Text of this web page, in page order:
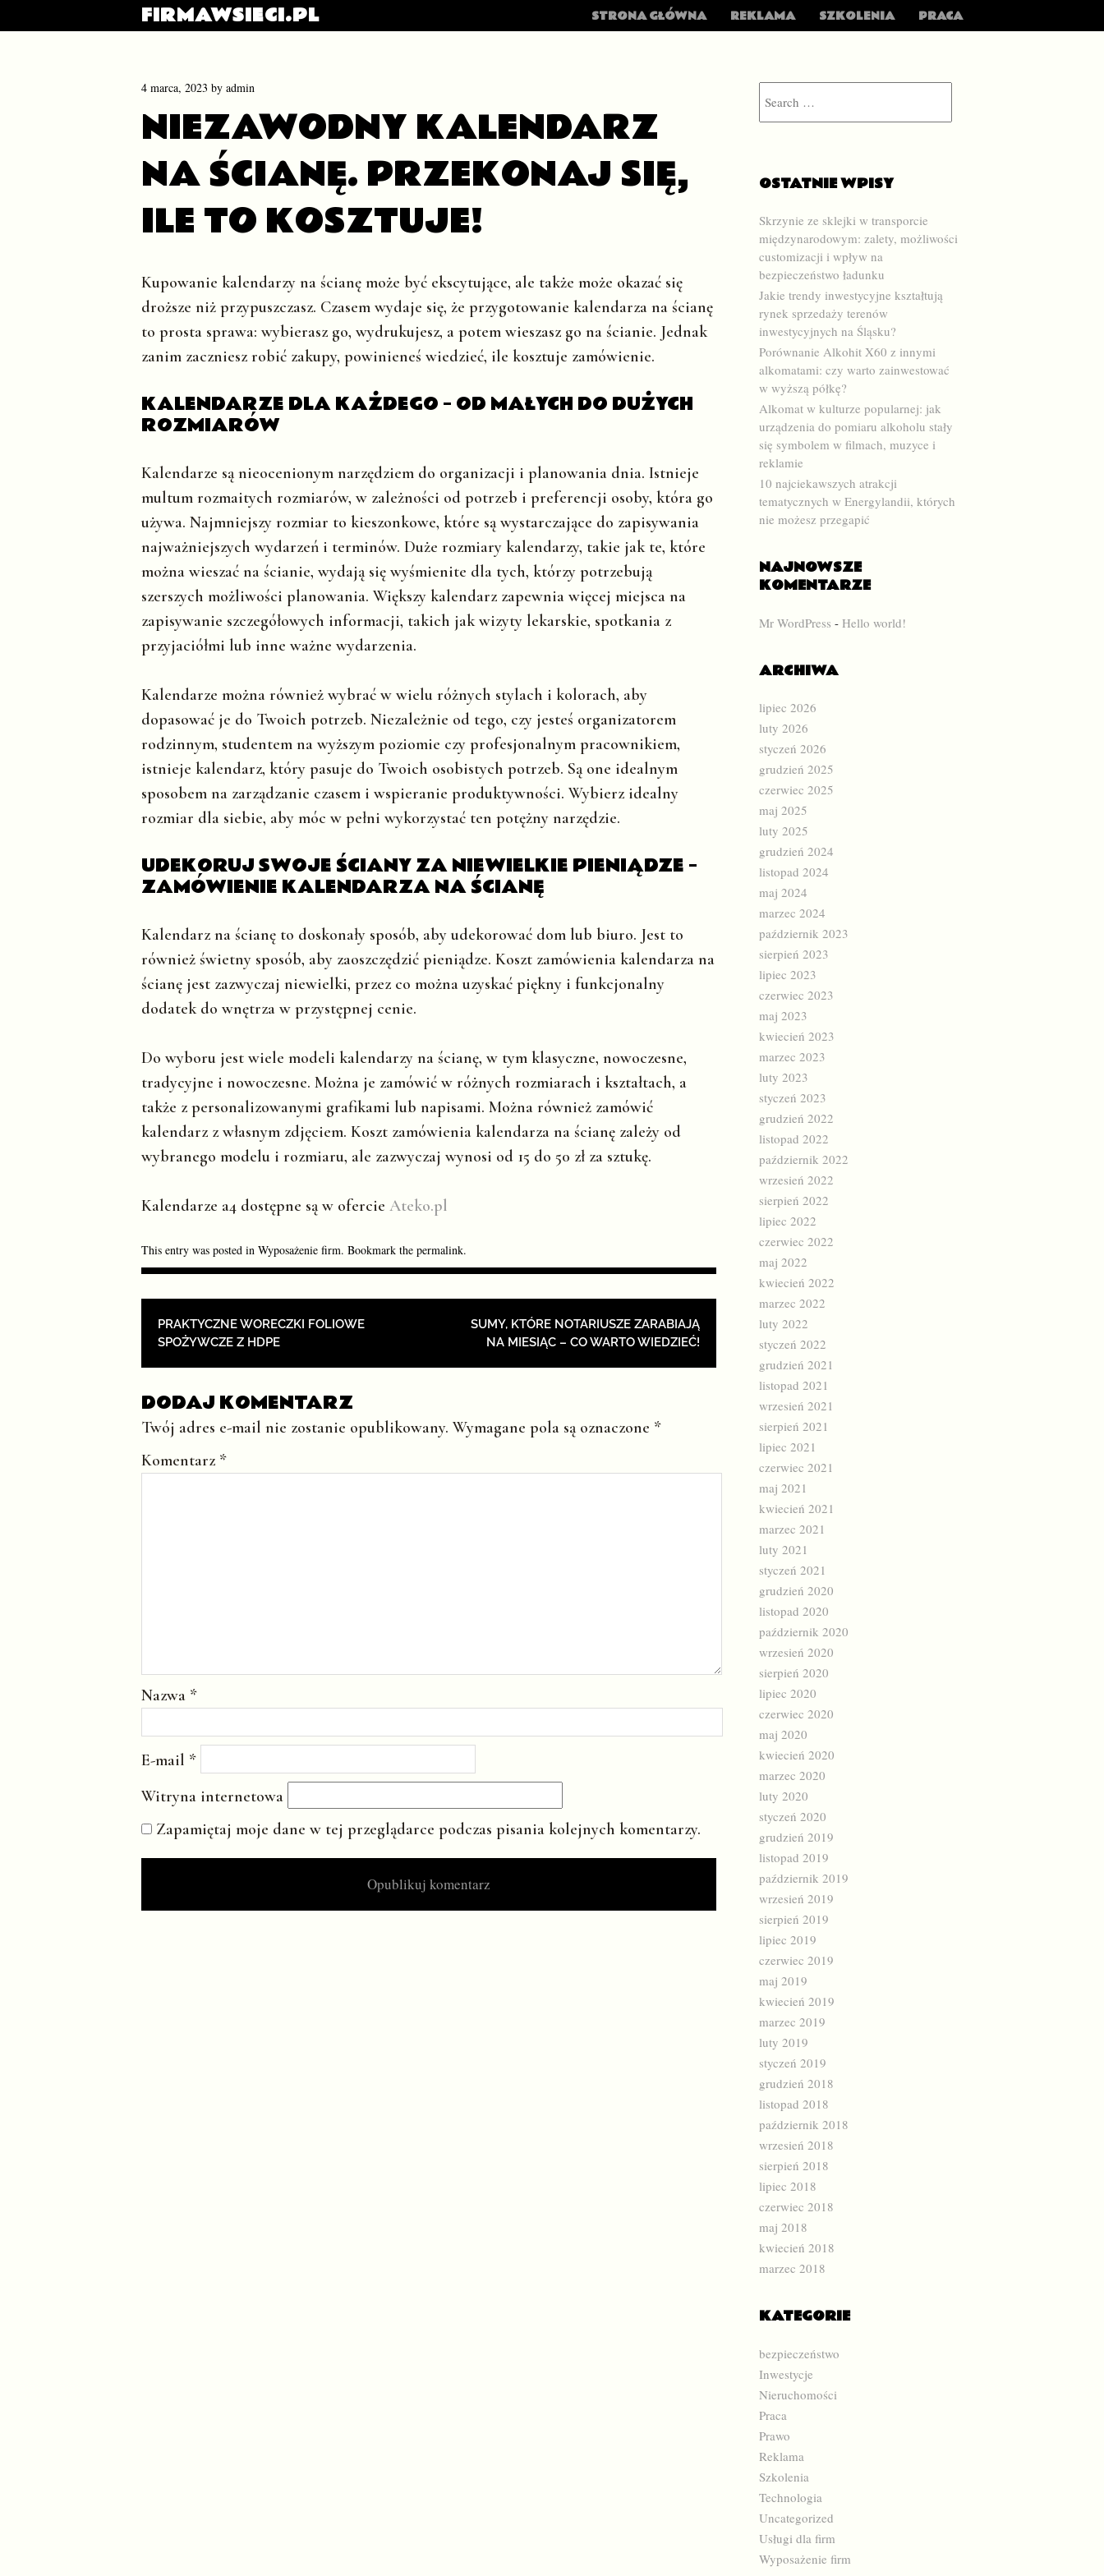
FIRMAWSIECI.PL MENU
SKIP TO CONTENT
STRONA GŁÓWNA REKLAMA SZKOLENIA PRACA
4 marca, 2023 by admin
NIEZAWODNY KALENDARZ
NA ŚCIANĘ. PRZEKONAJ SIĘ,
ILE TO KOSZTUJE!
Kupowanie kalendarzy na ścianę może być ekscytujące, ale także może okazać się
droższe niż przypuszczasz. Czasem wydaje się, że przygotowanie kalendarza na ścianę
to prosta sprawa: wybierasz go, wydrukujesz, a potem wieszasz go na ścianie. Jednak
zanim zaczniesz robić zakupy, powinieneś wiedzieć, ile kosztuje zamówienie.
KALENDARZE DLA KAŻDEGO – OD MAŁYCH DO DUŻYCH
ROZMIARÓW
Kalendarze są nieocenionym narzędziem do organizacji i planowania dnia. Istnieje
multum rozmaitych rozmiarów, w zależności od potrzeb i preferencji osoby, która go
używa. Najmniejszy rozmiar to kieszonkowe, które są wystarczające do zapisywania
najważniejszych wydarzeń i terminów. Duże rozmiary kalendarzy, takie jak te, które
można wieszać na ścianie, wydają się wyśmienite dla tych, którzy potrzebują
szerszych możliwości planowania. Większy kalendarz zapewnia więcej miejsca na
zapisywanie szczegółowych informacji, takich jak wizyty lekarskie, spotkania z
przyjaciółmi lub inne ważne wydarzenia.
Kalendarze można również wybrać w wielu różnych stylach i kolorach, aby
dopasować je do Twoich potrzeb. Niezależnie od tego, czy jesteś organizatorem
rodzinnym, studentem na wyższym poziomie czy profesjonalnym pracownikiem,
istnieje kalendarz, który pasuje do Twoich osobistych potrzeb. Są one idealnym
sposobem na zarządzanie czasem i wspieranie produktywności. Wybierz idealny
rozmiar dla siebie, aby móc w pełni wykorzystać ten potężny narzędzie.
UDEKORUJ SWOJE ŚCIANY ZA NIEWIELKIE PIENIĄDZE –
ZAMÓWIENIE KALENDARZA NA ŚCIANĘ
Kalendarz na ścianę to doskonały sposób, aby udekorować dom lub biuro. Jest to
również świetny sposób, aby zaoszczędzić pieniądze. Koszt zamówienia kalendarza na
ścianę jest zazwyczaj niewielki, przez co można uzyskać piękny i funkcjonalny
dodatek do wnętrza w przystępnej cenie.
Do wyboru jest wiele modeli kalendarzy na ścianę, w tym klasyczne, nowoczesne,
tradycyjne i nowoczesne. Można je zamówić w różnych rozmiarach i kształtach, a
także z personalizowanymi grafikami lub napisami. Można również zamówić
kalendarz z własnym zdjęciem. Koszt zamówienia kalendarza na ścianę zależy od
wybranego modelu i rozmiaru, ale zazwyczaj wynosi od 15 do 50 zł za sztukę.
Kalendarze a4 dostępne są w ofercie Ateko.pl
This entry was posted in Wyposażenie firm. Bookmark the permalink.
POST NAVIGATION
PRAKTYCZNE WORECZKI FOLIOWE
SPOŻYWCZE Z HDPE
SUMY, KTÓRE NOTARIUSZE ZARABIAJĄ
NA MIESIĄC – CO WARTO WIEDZIEĆ!
DODAJ KOMENTARZ
Twój adres e-mail nie zostanie opublikowany. Wymagane pola są oznaczone *
Komentarz *
Nazwa *
E-mail *
Witryna internetowa
Zapamiętaj moje dane w tej przeglądarce podczas pisania kolejnych komentarzy.
OSTATNIE WPISY
Skrzynie ze sklejki w transporcie
międzynarodowym: zalety, możliwości
customizacji i wpływ na
bezpieczeństwo ładunku
Jakie trendy inwestycyjne kształtują
rynek sprzedaży terenów
inwestycyjnych na Śląsku?
Porównanie Alkohit X60 z innymi
alkomatami: czy warto zainwestować
w wyższą półkę?
Alkomat w kulturze popularnej: jak
urządzenia do pomiaru alkoholu stały
się symbolem w filmach, muzyce i
reklamie
10 najciekawszych atrakcji
tematycznych w Energylandii, których
nie możesz przegapić
NAJNOWSZE
KOMENTARZE
Mr WordPress - Hello world!
ARCHIWA
lipiec 2026
luty 2026
styczeń 2026
grudzień 2025
czerwiec 2025
maj 2025
luty 2025
grudzień 2024
listopad 2024
maj 2024
marzec 2024
październik 2023
sierpień 2023
lipiec 2023
czerwiec 2023
maj 2023
kwiecień 2023
marzec 2023
luty 2023
styczeń 2023
grudzień 2022
listopad 2022
październik 2022
wrzesień 2022
sierpień 2022
lipiec 2022
czerwiec 2022
maj 2022
kwiecień 2022
marzec 2022
luty 2022
styczeń 2022
grudzień 2021
listopad 2021
wrzesień 2021
sierpień 2021
lipiec 2021
czerwiec 2021
maj 2021
kwiecień 2021
marzec 2021
luty 2021
styczeń 2021
grudzień 2020
listopad 2020
październik 2020
wrzesień 2020
sierpień 2020
lipiec 2020
czerwiec 2020
maj 2020
kwiecień 2020
marzec 2020
luty 2020
styczeń 2020
grudzień 2019
listopad 2019
październik 2019
wrzesień 2019
sierpień 2019
lipiec 2019
czerwiec 2019
maj 2019
kwiecień 2019
marzec 2019
luty 2019
styczeń 2019
grudzień 2018
listopad 2018
październik 2018
wrzesień 2018
sierpień 2018
lipiec 2018
czerwiec 2018
maj 2018
kwiecień 2018
marzec 2018
KATEGORIE
bezpieczeństwo
Inwestycje
Nieruchomości
Praca
Prawo
Reklama
Szkolenia
Technologia
Uncategorized
Usługi dla firm
Wyposażenie firm